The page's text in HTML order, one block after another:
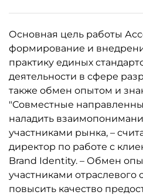
Основная цель работы
формирование и
практику единых
деятельности в сфере
также обмен опытом и
"Совместные
наладить
участниками рынка, –
директор по работе с
Brand Identity. – Обмен
участниками отраслевого
повысить качество